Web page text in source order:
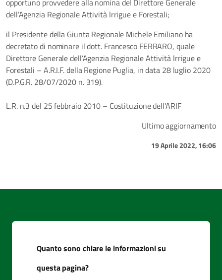
opportuno provvedere alla nomina del Direttore Generale
dell’Agenzia Regionale Attività lrrigue e Forestali;
il Presidente della Giunta Regionale Michele Emiliano ha
decretato di nominare il dott. Francesco FERRARO, quale
Direttore Generale dell’Agenzia Regionale Attività lrrigue e
Forestali – A.R.I.F. della Regione Puglia, in data 28 luglio 2020
(D.P.G.R. 28/07/2020 n. 319).
L.R. n.3 del 25 febbraio 2010 – Costituzione dell’ARIF
Ultimo aggiornamento
19 Aprile 2022, 16:06
Quanto sono chiare le informazioni su
questa pagina?